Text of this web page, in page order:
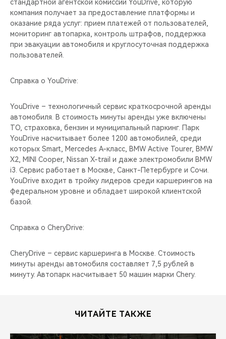
стандартной агентской комиссии YouDrive, которую
компания получает за предоставление платформы и
оказание ряда услуг: прием платежей от пользователей,
мониторинг автопарка, контроль штрафов, поддержка
при эвакуации автомобиля и круглосуточная поддержка
пользователей.
Справка о YouDrive:
YouDrive – технологичный сервис краткосрочной аренды
автомобиля. В стоимость минуты аренды уже включены
ТО, страховка, бензин и муниципальный паркинг. Парк
YouDrive насчитывает более 1200 автомобилей, среди
которых Smart, Mercedes А-класс, BMW Active Tourer, BMW
X2, MINI Cooper, Nissan X-trail и даже электромобили BMW
i3. Сервис работает в Москве, Санкт-Петербурге и Сочи.
YouDrive входит в тройку лидеров среди каршерингов на
федеральном уровне и обладает широкой клиентской
базой.
Справка о CheryDrive:
CheryDrive – сервис каршеринга в Москве. Стоимость
минуты аренды автомобиля составляет 7,5 рублей в
минуту. Автопарк насчитывает 50 машин марки Chery.
ЧИТАЙТЕ ТАКЖЕ